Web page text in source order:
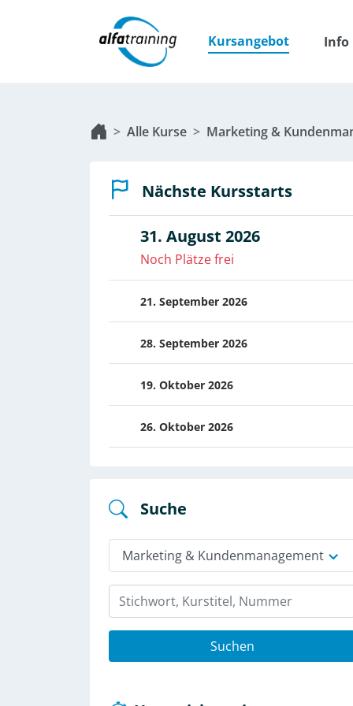
Kursangebot Info
Alle Kurse Marketing &
Nächste Kursstarts
31. August 2026
Noch Plätze frei
21. September 2026
28. September 2026
19. Oktober 2026
26. Oktober 2026
Suche
Marketing & Kundenmanagement
Suchen